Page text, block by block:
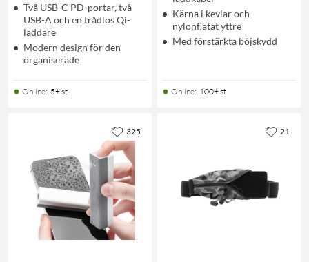
Två USB-C PD-portar, två
USB-A och en trådlös Qi-
laddare
Modern design för den
organiserade
Online: 5+ st
Kärna i kevlar och
nylonflätat yttre
Med förstärkta böjskydd
Online: 100+ st
325 21